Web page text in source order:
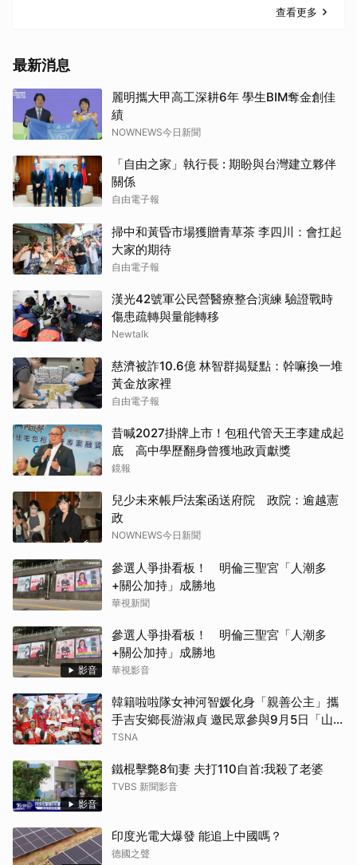
查看更多
最新消息
麗明攜大甲高工深耕6年 學生BIM奪金創佳
績
NOWNEWS今日新聞
「自由之家」執行長 : 期盼與台灣建立夥伴
關係
自由電子報
掃中和黃昏市場獲贈青草茶 李四川：會扛起
大家的期待
自由電子報
漢光42號軍公民營醫療整合演練 驗證戰時
傷患疏轉與量能轉移
Newtalk
慈濟被詐10.6億 林智群揭疑點：幹嘛換一堆
黃金放家裡
自由電子報
昔喊2027掛牌上市！包租代管天王李建成起
底 高中學歷翻身曾獲地政貢獻獎
鏡報
兒少未來帳戶法案函送府院 政院：逾越憲
政
NOWNEWS今日新聞
參選人爭掛看板！ 明倫三聖宮「人潮多
+關公加持」成勝地
華視新聞
影音
參選人爭掛看板！ 明倫三聖宮「人潮多
+關公加持」成勝地
華視影音
韓籍啦啦隊女神河智媛化身「親善公主」攜
手吉安鄉長游淑貞 邀民眾參與9月5日「山
海共鳴‧族音流轉」原住民族聯合豐年節
TSNA
影音
鐵棍擊斃8旬妻 夫打110自首:我殺了老婆
TVBS 新聞影音
印度光電大爆發 能追上中國嗎？
德國之聲